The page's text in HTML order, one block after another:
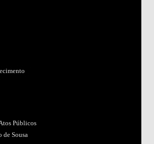
Públicos
de Sousa